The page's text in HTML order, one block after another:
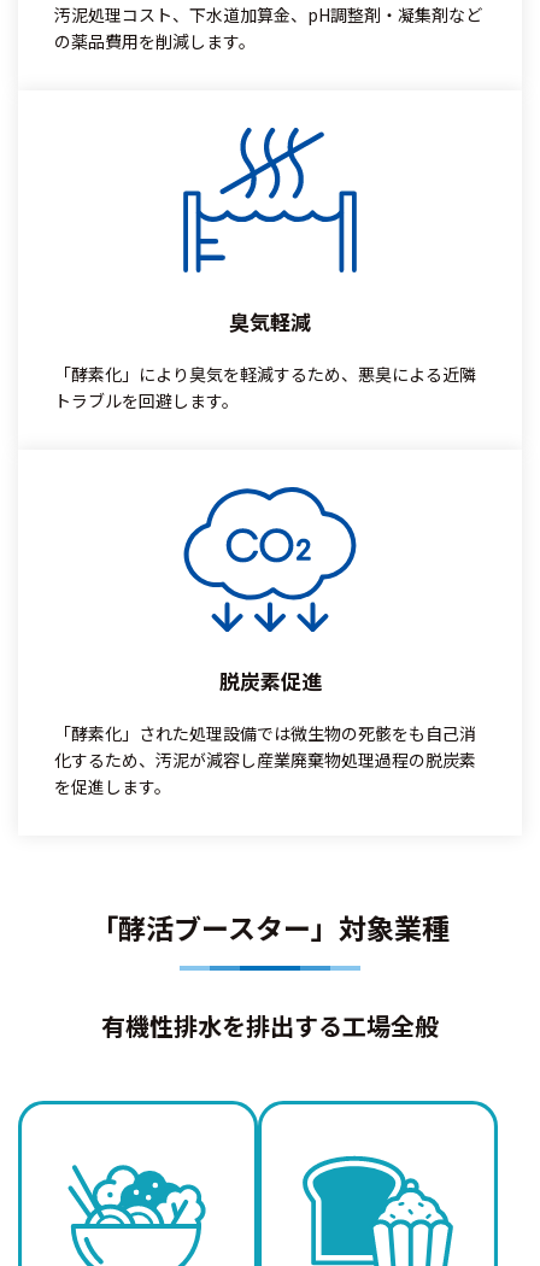
汚泥処理コスト、下水道加算金、pH調整剤・凝集剤など
の薬品費用を削減します。
臭気軽減
「酵素化」により臭気を軽減するため、悪臭による近隣
トラブルを回避します。
脱炭素促進
「酵素化」された処理設備では微生物の死骸をも自己消
化するため、汚泥が減容し産業廃棄物処理過程の脱炭素
を促進します。
「酵活ブースター」対象業種
有機性排水を排出する工場全般